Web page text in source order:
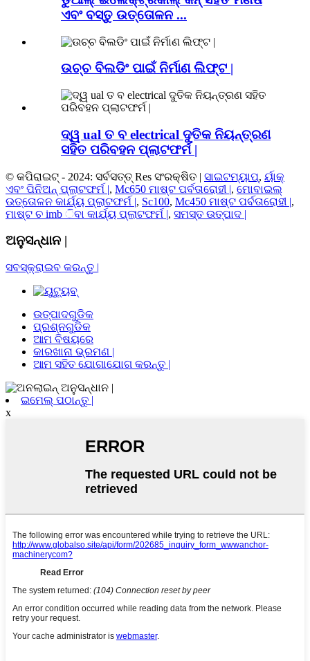
ଏବଂ ବସ୍ତୁ ଉତ୍ତୋଳନ ...
ଉଚ୍ଚ ବିଲଡିଂ ପାଇଁ ନିର୍ମାଣ ଲିଫ୍ଟ |
ଦ୍ୱ ual ତ ବ electrical ଦୁତିକ ନିୟନ୍ତ୍ରଣ
ସହିତ ପରିବହନ ପ୍ଲାଟଫର୍ମ |
© କପିରାଇଟ୍ - 2024: ସର୍ବସତ୍ତ୍ Res ସଂରକ୍ଷିତ | ସାଇଟମ୍ୟାପ୍, ର୍ୟାକ୍
ଏବଂ ପିନିଅନ୍ ପ୍ଲାଟଫର୍ମ |, Mc650 ମାଷ୍ଟ ପର୍ବତାରୋହୀ |, ମୋବାଇଲ୍
ଉତ୍ତୋଳନ କାର୍ଯ୍ୟ ପ୍ଲାଟଫର୍ମ |, Sc100, Mc450 ମାଷ୍ଟ ପର୍ବତାରୋହୀ |,
ମାଷ୍ଟ ଚ imb ିବା କାର୍ଯ୍ୟ ପ୍ଲାଟଫର୍ମ |, ସମସ୍ତ ଉତ୍ପାଦ |
ଅନୁସନ୍ଧାନ |
ସବସ୍କ୍ରାଇବ କରନ୍ତୁ |
ଉତ୍ପାଦଗୁଡିକ
ପ୍ରଶ୍ନଗୁଡିକ
ଆମ ବିଷୟରେ
କାରଖାନା ଭ୍ରମଣ |
ଆମ ସହିତ ଯୋଗାଯୋଗ କରନ୍ତୁ |
ଇମେଲ୍ ପଠାନ୍ତୁ |
x